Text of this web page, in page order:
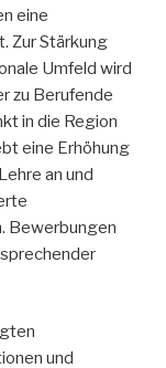
eine
Zur Stärkung
Umfeld wird
zu Berufende
in die Region
eine Erhöhung
an und
Bewerbungen
und